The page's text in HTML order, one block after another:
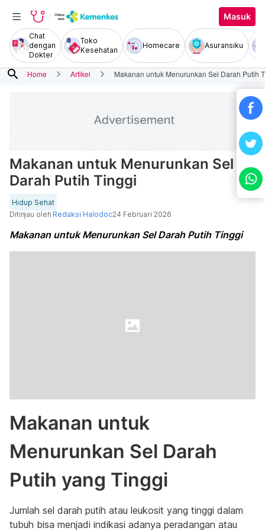
Masuk
Chat
dengan
Dokter
Toko
Kesehatan
Homecare Asuransiku
search Home Artikel Makanan untuk Menurunkan Sel Darah Putih
Makanan untuk Menurunkan Sel
Darah Putih Tinggi
Hidup Sehat
Ditinjau oleh Redaksi Halodoc24 Februari 2026
Makanan untuk Menurunkan Sel Darah Putih Tinggi
Makanan untuk
Menurunkan Sel Darah
Putih yang Tinggi
Jumlah sel darah putih atau leukosit yang tinggi dalam
tubuh bisa menjadi indikasi adanya peradangan atau